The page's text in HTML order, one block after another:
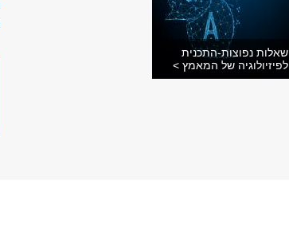
שאלות נפוצות-התכנית
לפיזיולוגיה של המאמץ >